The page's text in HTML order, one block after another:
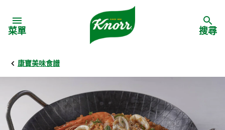
菜單 搜尋
康寶美味食譜